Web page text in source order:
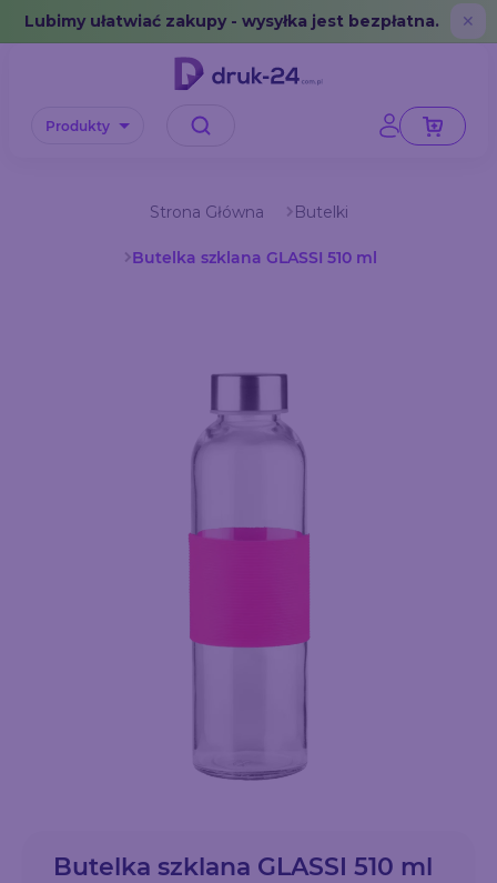
Error: No data in cache or invalid format
Lubimy ułatwiać zakupy - wysyłka jest bezpłatna. ✕
Produkty
Strona Główna Butelki
Butelka szklana GLASSI 510 ml
Butelka szklana GLASSI 510 ml